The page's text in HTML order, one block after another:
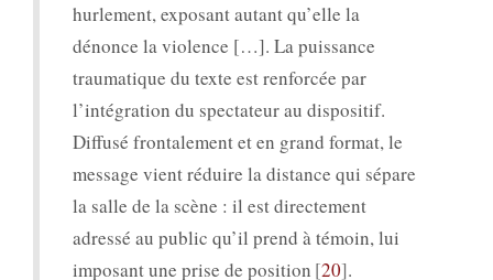
hurlement, exposant autant qu’elle la
dénonce la violence […]. La puissance
traumatique du texte est renforcée par
l’intégration du spectateur au dispositif.
Diffusé frontalement et en grand format, le
message vient réduire la distance qui sépare
la salle de la scène : il est directement
adressé au public qu’il prend à témoin, lui
imposant une prise de position 20 .